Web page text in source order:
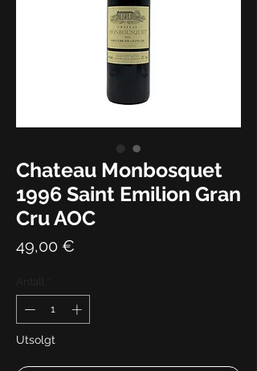
Chateau Monbosquet
1996 Saint Emilion Gran
Cru AOC
49,00 €
Utsolgt